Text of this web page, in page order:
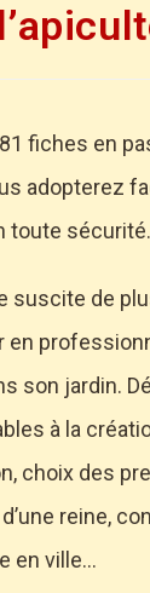
fiches en
adopterez
toute sécurité.
suscite de
en
son jardin.
à la
choix des
reine,
en ville…